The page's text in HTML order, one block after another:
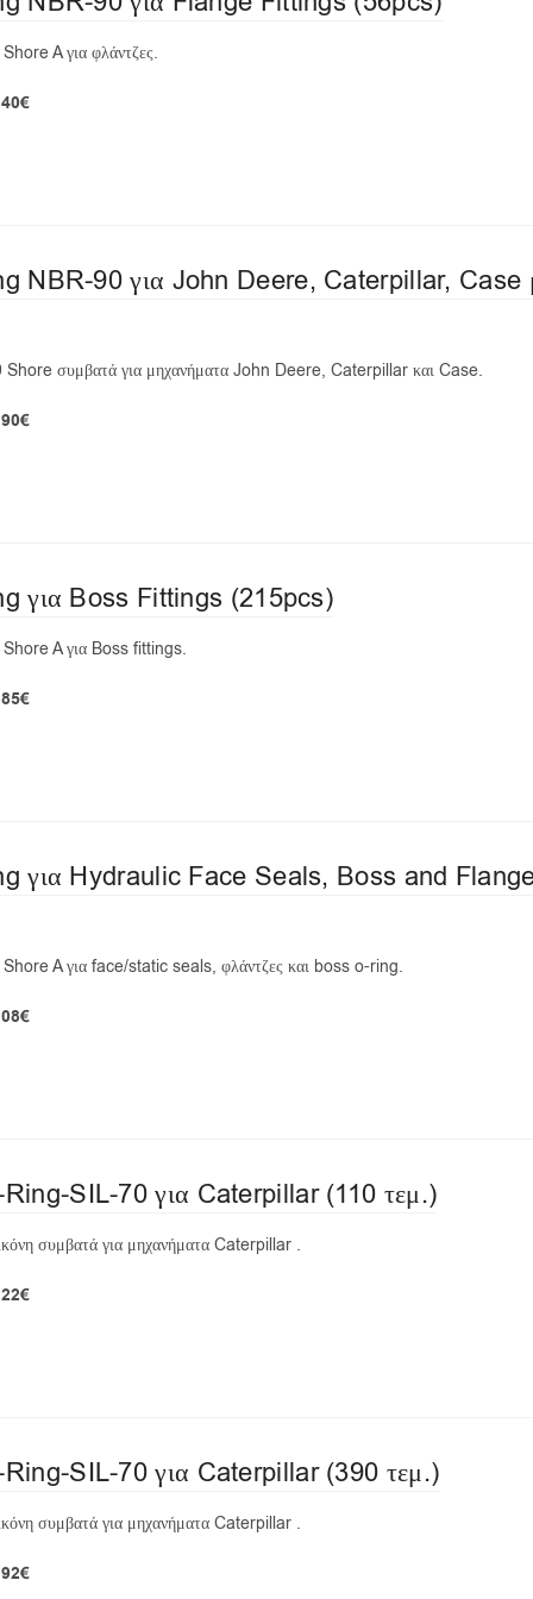
A για φλάντζες.
NBR-90 για John Deere, Caterpillar, Case
συμβατά για μηχανήματα John Deere, Caterpillar και Case.
για Boss Fittings (215pcs)
A για Boss fittings.
για Hydraulic Face Seals, Boss and
A για face/static seals, φλάντζες και boss o-ring.
SIL-70 για Caterpillar (110 τεμ.)
συμβατά για μηχανήματα Caterpillar .
SIL-70 για Caterpillar (390 τεμ.)
συμβατά για μηχανήματα Caterpillar .